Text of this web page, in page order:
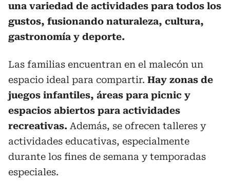
una variedad de actividades para todos los
gustos, fusionando naturaleza, cultura,
gastronomía y deporte.
Las familias encuentran en el malecón un
espacio ideal para compartir. Hay zonas de
juegos infantiles, áreas para picnic y
espacios abiertos para actividades
recreativas. Además, se ofrecen talleres y
actividades educativas, especialmente
durante los fines de semana y temporadas
especiales.